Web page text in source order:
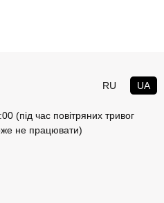
RU UA
(під час повітряних тривог
не працювати)